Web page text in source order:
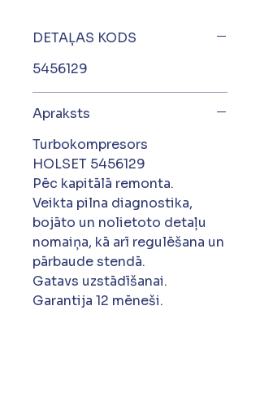
DETAĻAS KODS
5456129
Apraksts
Turbokompresors
HOLSET 5456129
Pēc kapitālā remonta.
Veikta pilna diagnostika,
bojāto un nolietoto detaļu
nomaiņa, kā arī regulēšana un
pārbaude stendā.
Gatavs uzstādīšanai.
Garantija 12 mēneši.